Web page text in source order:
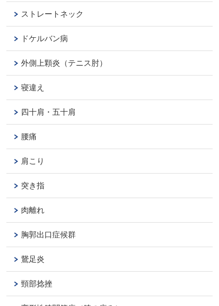
ストレートネック
ドケルバン病
外側上顆炎（テニス肘）
寝違え
四十肩・五十肩
腰痛
肩こり
突き指
肉離れ
胸郭出口症候群
鵞足炎
頸部捻挫